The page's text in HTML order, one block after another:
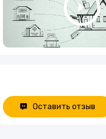
Оставить отзыв